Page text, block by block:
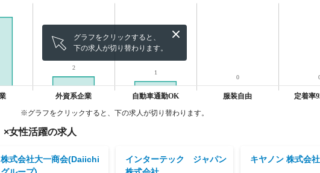
グラフをクリックすると、
下の求人が切り替わります。
※グラフをクリックすると、下の求人が切り替わります。
×女性活躍の求人
株式会社大一商会(Daiichi
インターテック ジャパン
キヤノン 株式会社